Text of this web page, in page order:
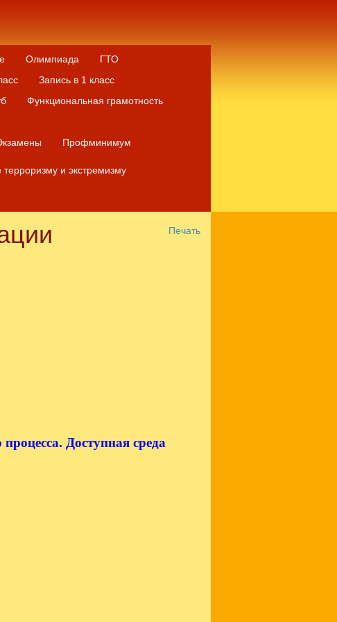
Олимпиада
ГТО
Запись в 1 класс
Функциональная грамотность
Профминимум
терроризму и экстремизму
Печать
Доступная среда